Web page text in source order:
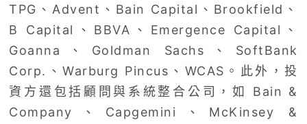
TPG、Advent、Bain Capital、Brookfield、
B Capital、BBVA、Emergence Capital、
Goanna、Goldman Sachs、SoftBank
Corp.、Warburg Pincus、WCAS。此外，投
資方還包括顧問與系統整合公司，如 Bain &
Company、Capgemini、McKinsey &